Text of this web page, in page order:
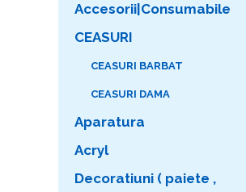
Accesorii|Consumabile
CEASURI
CEASURI BARBAT
CEASURI DAMA
Aparatura
Acryl
Decoratiuni ( paiete ,